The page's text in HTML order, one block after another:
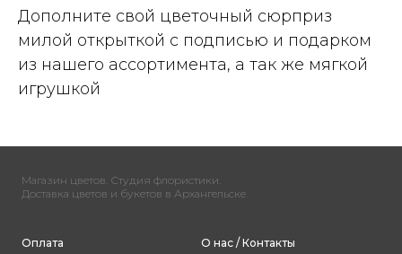
Дополните свой цветочный сюрприз
милой открыткой с подписью и подарком
из нашего ассортимента, а так же мягкой
игрушкой
Магазин цветов. Студия флористики.
Доставка цветов и букетов в Архангельске
Оплата
О нас / Контакты